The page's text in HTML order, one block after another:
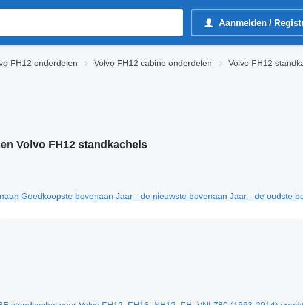
Aanmelden /
FH12 onderdelen Volvo FH12 cabine onderdelen
Volvo FH12
Volvo FH12 standkachels
Goedkoopste bovenaan Jaar - de nieuwste bovenaan Jaar - de oudste